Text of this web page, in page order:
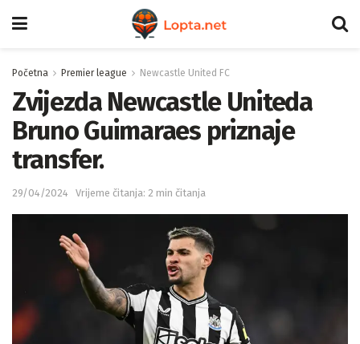
Početna Premier league Newcastle United FC
Zvijezda Newcastle Uniteda
Bruno Guimaraes priznaje
transfer.
29/04/2024 Vrijeme čitanja: 2 min čitanja